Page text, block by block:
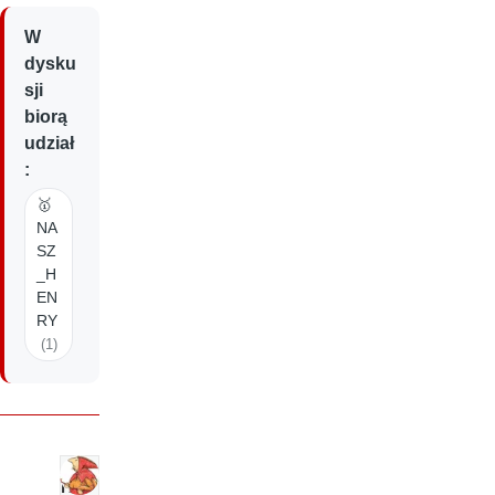
W
dysku
sji
biorą
udział
:
🥇
NA
SZ
_H
EN
RY
(1)
N